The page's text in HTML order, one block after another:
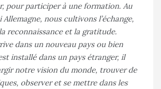
pour participer à une formation. Au
Allemagne, nous cultivons l’échange,
reconnaissance et la gratitude.
dans un nouveau pays ou bien
installé dans un pays étranger, il
notre vision du monde, trouver de
observer et se mettre dans les